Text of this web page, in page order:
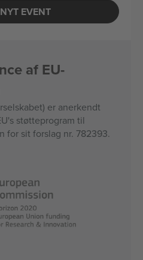
EVENT
af EU-
er anerkendt
støtteprogram til
for sit forslag nr. 782393.